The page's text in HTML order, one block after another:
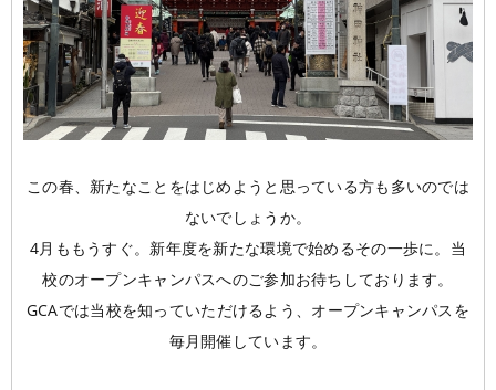
この春、新たなことをはじめようと思っている方も多いのでは
ないでしょうか。
4月ももうすぐ。新年度を新たな環境で始めるその一歩に。当
校のオープンキャンパスへのご参加お待ちしております。
GCAでは当校を知っていただけるよう、オープンキャンパスを
毎月開催しています。